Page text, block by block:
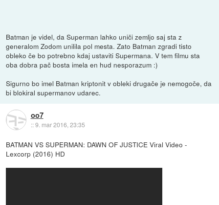
Batman je videl, da Superman lahko uniči zemljo saj sta z
generalom Zodom unilila pol mesta. Zato Batman zgradi tisto
obleko če bo potrebno kdaj ustaviti Supermana. V tem filmu sta
oba dobra pač bosta imela en hud nesporazum :)
Sigurno bo imel Batman kriptonit v obleki drugače je nemogoče, da
bi blokiral supermanov udarec.
oo7
::9. mar 2016, 23:35
BATMAN VS SUPERMAN: DAWN OF JUSTICE Viral Video -
Lexcorp (2016) HD